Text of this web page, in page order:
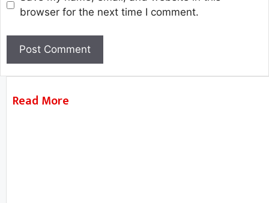
browser for the next time I comment.
Read More